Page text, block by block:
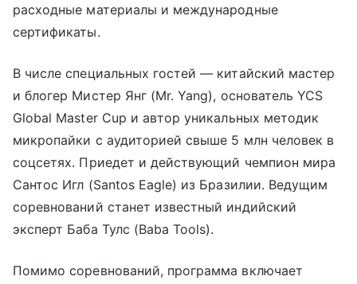
расходные материалы и международные
сертификаты.
В числе специальных гостей — китайский мастер
и блогер Мистер Янг (Mr. Yang), основатель YCS
Global Master Cup и автор уникальных методик
микропайки с аудиторией свыше 5 млн человек в
соцсетях. Приедет и действующий чемпион мира
Сантос Игл (Santos Eagle) из Бразилии. Ведущим
соревнований станет известный индийский
эксперт Баба Тулс (Baba Tools).
Помимо соревнований, программа включает